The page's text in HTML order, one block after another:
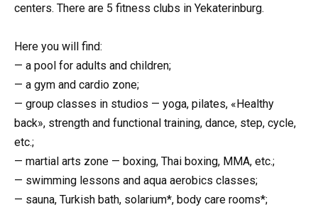
centers. There are 5 fitness clubs in Yekaterinburg.
Here you will find:
— a pool for adults and children;
— a gym and cardio zone;
— group classes in studios — yoga, pilates, «Healthy
back», strength and functional training, dance, step, cycle,
etc.;
— martial arts zone — boxing, Thai boxing, MMA, etc.;
— swimming lessons and aqua aerobics classes;
— sauna, Turkish bath, solarium*, body care rooms*;